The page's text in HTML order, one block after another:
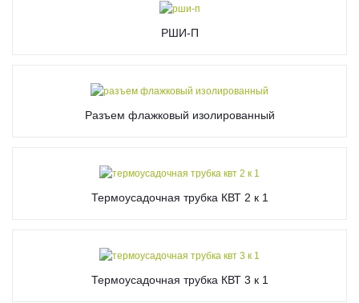
РШИ-П
Разъем флажковый изолированный
Термоусадочная трубка КВТ 2 к 1
Термоусадочная трубка КВТ 3 к 1